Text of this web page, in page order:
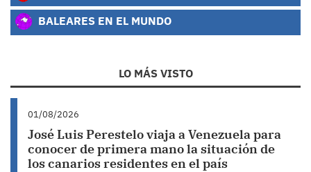
BALEARES EN EL MUNDO
LO MÁS VISTO
01/08/2026
José Luis Perestelo viaja a Venezuela para
conocer de primera mano la situación de
los canarios residentes en el país